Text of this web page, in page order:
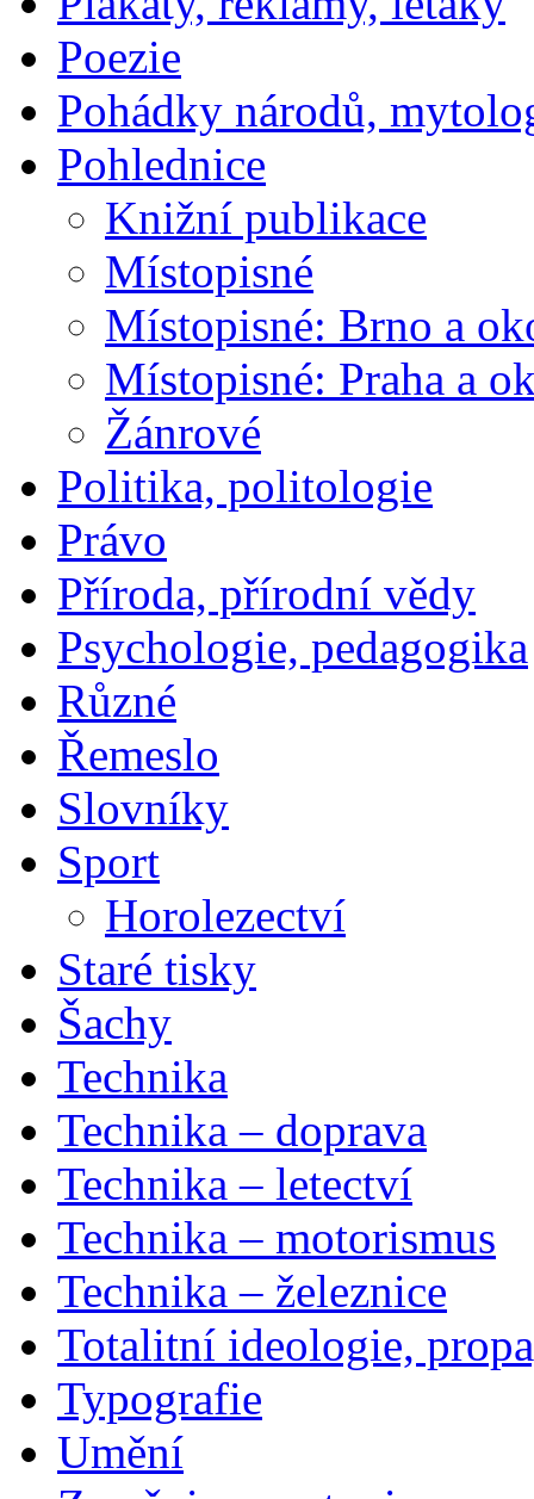
Poezie
Pohádky národů,
Pohlednice
Knižní publikace
Místopisné
Místopisné: Brno a
Místopisné: Praha a
Žánrové
Politika, politologie
Právo
Příroda, přírodní vědy
Psychologie, pedagogika
Různé
Řemeslo
Slovníky
Sport
Horolezectví
Staré tisky
Šachy
Technika
Technika – doprava
Technika – letectví
Technika – motorismus
Technika – železnice
Totalitní ideologie,
Typografie
Umění